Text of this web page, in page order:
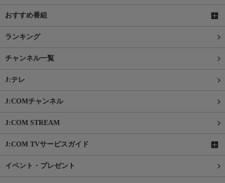
おすすめ番組
ランキング
チャンネル一覧
J:テレ
J:COMチャンネル
J:COM STREAM
J:COM TVサービスガイド
イベント・プレゼント